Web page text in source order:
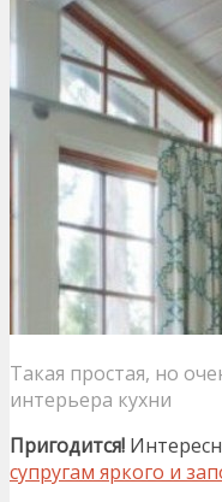
Такая простая, но
интерьера кухни
Пригодится!
супругам яркого и